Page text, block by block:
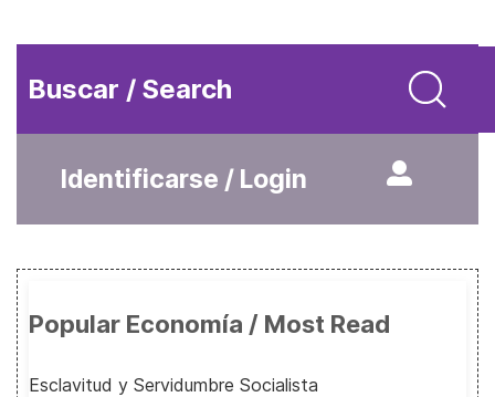
Buscar / Search
Identificarse / Login
Popular Economía / Most Read
Esclavitud y Servidumbre Socialista